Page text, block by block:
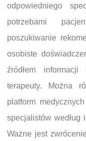
odpowiedniego
potrzebami
poszukiwanie
osobiste
źródłem
terapeuty. Można
platform
specjalistów według
Ważne jest